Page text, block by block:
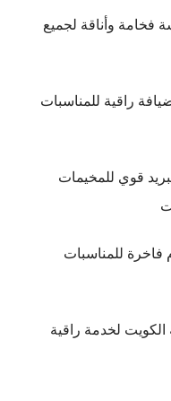
فخامة وأناقة لجميع
راقية للمناسبات
قوي للمخيمات
فاخرة للمناسبات
لخدمة راقية